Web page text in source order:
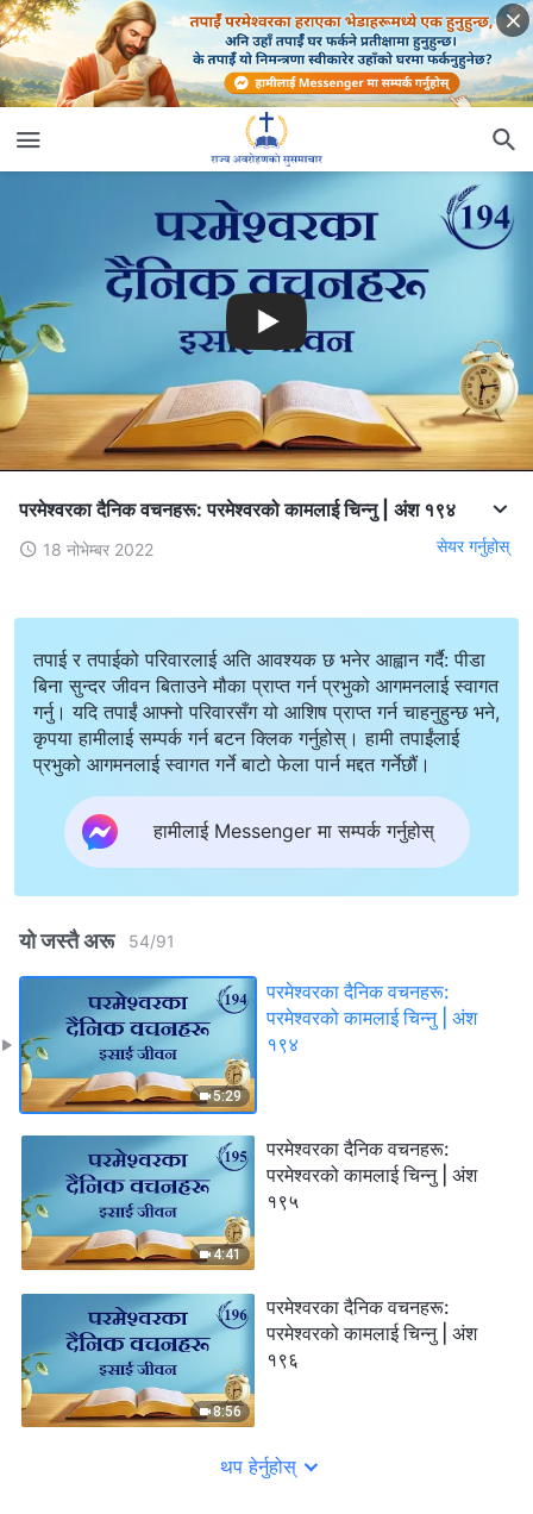
परमेश्‍वरका दैनिक वचनहरू: परमेश्‍वरको कामलाई चिन्‍नु | अंश १९४
18 नोभेम्बर 2022 सेयर गर्नुहोस्
तपाई र तपाईको परिवारलाई अति आवश्यक छ भनेर आह्वान गर्दै: पीडा
बिना सुन्दर जीवन बिताउने मौका प्राप्त गर्न प्रभुको आगमनलाई स्वागत
गर्नु। यदि तपाईं आफ्नो परिवारसँग यो आशिष प्राप्त गर्न चाहनुहुन्छ भने,
कृपया हामीलाई सम्पर्क गर्न बटन क्लिक गर्नुहोस्। हामी तपाईंलाई
प्रभुको आगमनलाई स्वागत गर्ने बाटो फेला पार्न मद्दत गर्नेछौं।
हामीलाई Messenger मा सम्पर्क गर्नुहोस्
यो जस्तै अरू 54/91
5:29
परमेश्‍वरका दैनिक वचनहरू:
परमेश्‍वरको कामलाई चिन्‍नु | अंश
१९४
4:41
परमेश्‍वरका दैनिक वचनहरू:
परमेश्‍वरको कामलाई चिन्‍नु | अंश
१९५
8:56
परमेश्‍वरका दैनिक वचनहरू:
परमेश्‍वरको कामलाई चिन्‍नु | अंश
१९६
थप हेर्नुहोस्